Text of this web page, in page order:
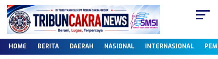
HOME BERITA DAERAH NASIONAL INTERNASIONAL